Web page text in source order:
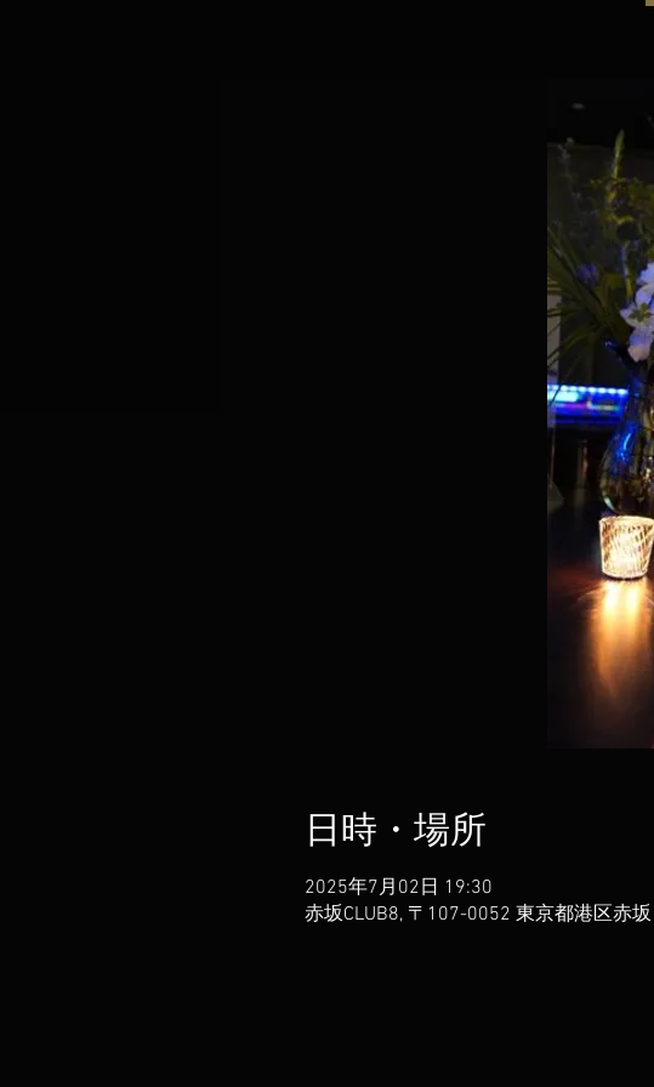
日時・場所
2025年7月02日 19:30
赤坂CLUB8, 〒107-0052 東京都港区赤